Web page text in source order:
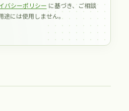
バシーポリシーに基づき、ご相談
途には使用しません。